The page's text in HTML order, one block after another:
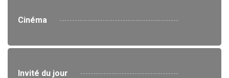
Cinéma
Invité du jour